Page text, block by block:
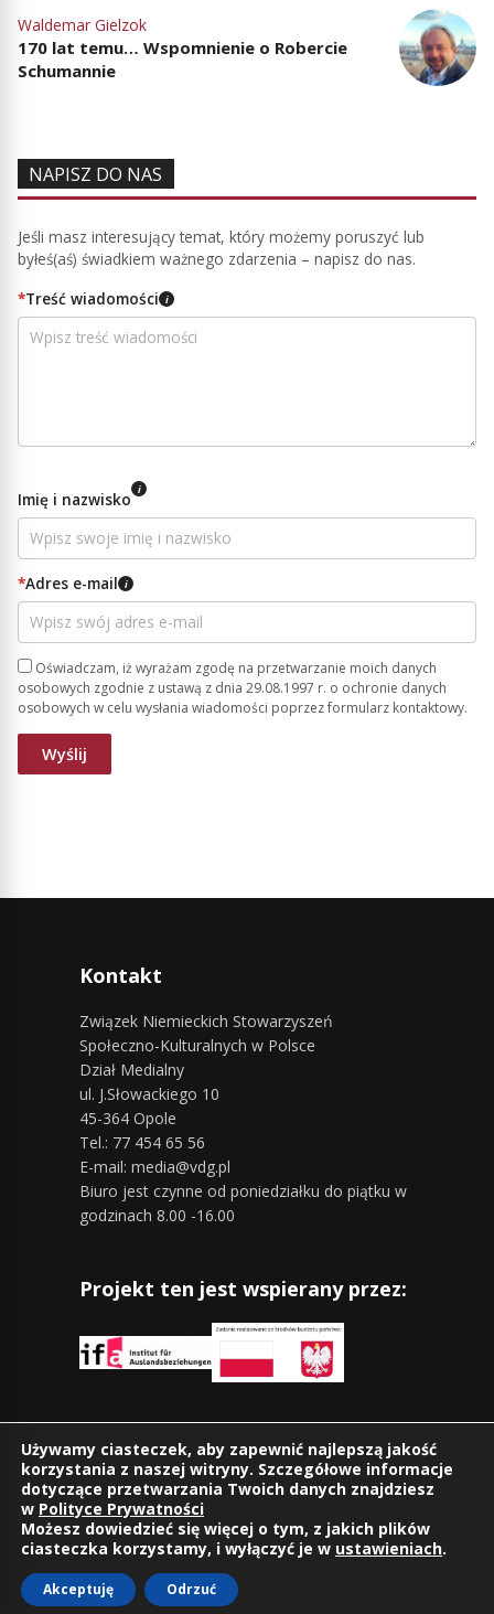
Waldemar Gielzok
170 lat temu… Wspomnienie o Robercie
Schumannie
NAPISZ DO NAS
Jeśli masz interesujący temat, który możemy poruszyć lub
byłeś(aś) świadkiem ważnego zdarzenia – napisz do nas.
*Treść wiadomości i
Imię i nazwisko i
*Adres e-mail i
Oświadczam, iż wyrażam zgodę na przetwarzanie moich danych
osobowych zgodnie z ustawą z dnia 29.08.1997 r. o ochronie danych
osobowych w celu wysłania wiadomości poprzez formularz kontaktowy.
Kontakt
Związek Niemieckich Stowarzyszeń
Społeczno-Kulturalnych w Polsce
Dział Medialny
ul. J.Słowackiego 10
45-364 Opole
Tel.: 77 454 65 56
E-mail: media@vdg.pl
Biuro jest czynne od poniedziałku do piątku w
godzinach 8.00 -16.00
Projekt ten jest wspierany przez:
Znajdziesz nas również na:
©2026
Używamy ciasteczek, aby zapewnić najlepszą jakość
korzystania z naszej witryny. Szczegółowe informacje
dotyczące przetwarzania Twoich danych znajdziesz
w Polityce Prywatności
Możesz dowiedzieć się więcej o tym, z jakich plików
ciasteczka korzystamy, i wyłączyć je w ustawieniach.
Akceptuję Odrzuć